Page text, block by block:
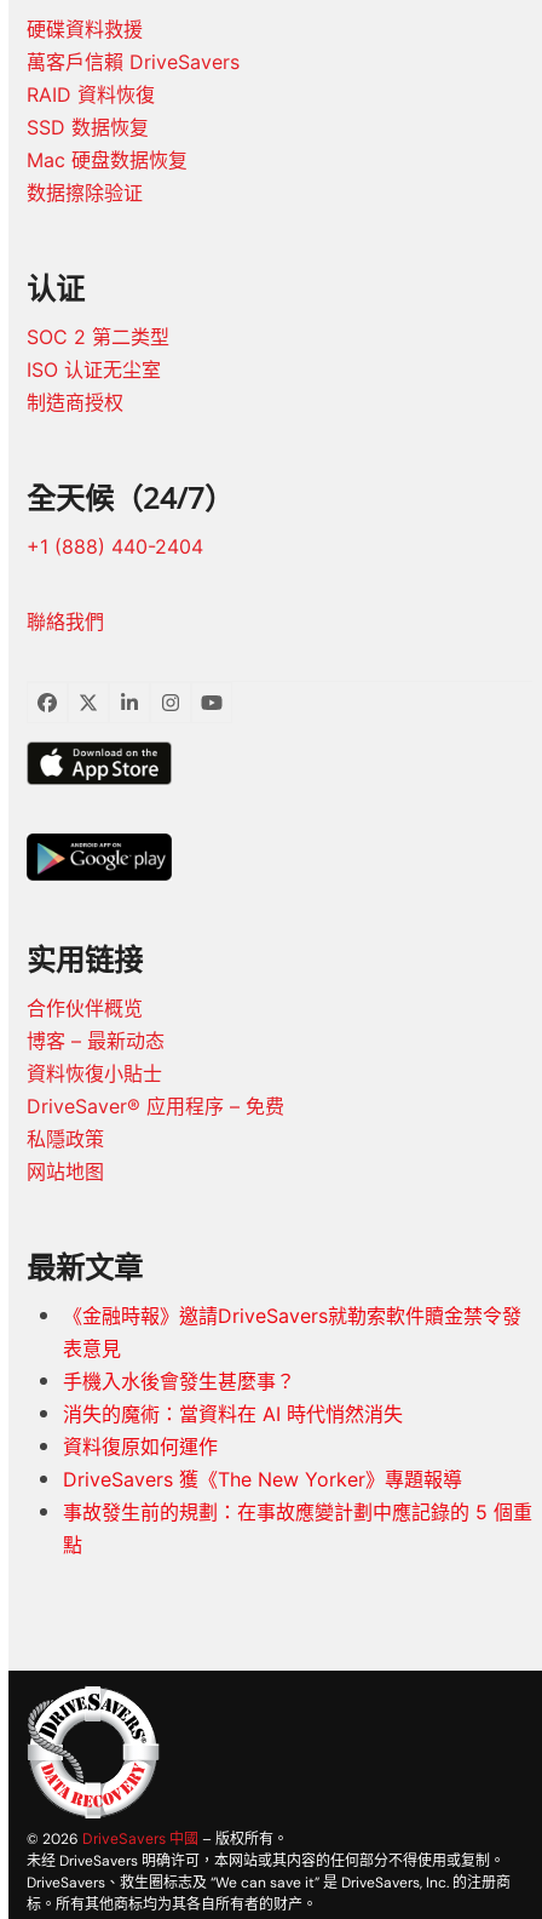
硬碟資料救援
萬客戶信賴 DriveSavers
RAID 資料恢復
SSD 数据恢复
Mac 硬盘数据恢复
数据擦除验证
认证
SOC 2 第二类型
ISO 认证无尘室
制造商授权
全天候（24/7）
+1 (888) 440-2404
聯絡我們
臉
推
LinkedInInstagram
YouTube
实用链接
合作伙伴概览
博客 – 最新动态
資料恢復小貼士
DriveSaver® 应用程序 – 免费
私隱政策
网站地图
最新文章
《金融時報》邀請DriveSavers就勒索軟件贖金禁令發
表意見
手機入水後會發生甚麼事？
消失的魔術：當資料在 AI 時代悄然消失
資料復原如何運作
DriveSavers 獲《The New Yorker》專題報導
事故發生前的規劃：在事故應變計劃中應記錄的 5 個重
點
© 2026 DriveSavers 中國 – 版权所有。
未经 DriveSavers 明确许可，本网站或其内容的任何部分不得使用或复制。
DriveSavers、救生圈标志及 “We can save it” 是 DriveSavers, Inc. 的注册商
标。所有其他商标均为其各自所有者的财产。